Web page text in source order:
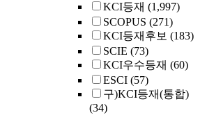
KCI등재 (1,997)
SCOPUS (271)
KCI등재후보 (183)
SCIE (73)
KCI우수등재 (60)
ESCI (57)
구)KCI등재(통합)
(34)